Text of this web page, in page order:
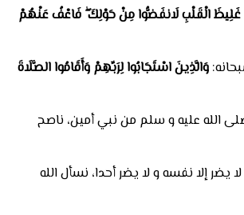
غَلِيظَ الْقَلْبِ لَانفَضُّوا مِنْ حَوْلِكَ ۖ فَاعْفُ عَنْهُمْ
وَالَّذِينَ اسْتَجَابُوا لِرَبِّهِمْ وَأَقَامُوا الصَّلَاةَ
الله عليه و سلم من نبي أمين، ناصح
إلا نفسه و لا يضر أحدا، نسأل الله